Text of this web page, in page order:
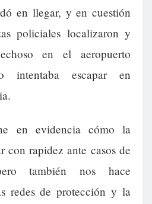
en llegar, y en cuestión
policiales localizaron y
en el aeropuerto
intentaba escapar en
en evidencia cómo la
con rapidez ante casos de
también nos hace
redes de protección y la